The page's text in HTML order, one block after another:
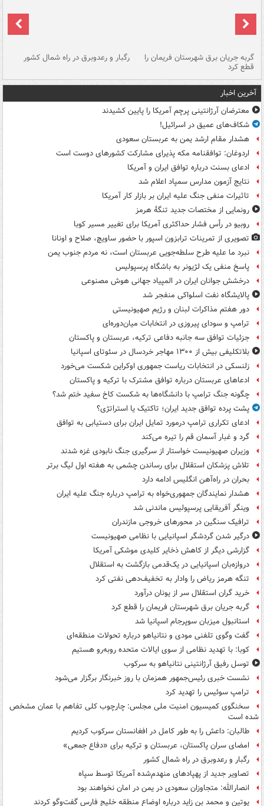
گربه جریان برق شهرستان فریمان را
قطع کرد
رگبار و رعدوبرق در راه شمال کشور
آخرین اخبار
معترضان آرژانتینی پرچم آمریکا را پایین کشیدند
شکاف‌های عمیق در اسرائیل!
هشدار مقام ارشد یمن به عربستان سعودی
اردوغان: توافقنامه مکه پذیرای مشارکت کشورهای دوست است
ادعای بسنت درباره توافق ایران و آمریکا
نتایج آزمون مدارس سمپاد اعلام شد
تاثیرات منفی جنگ علیه ایران بر بازار کار آمریکا
رونمایی از مختصات جدید تنگۀ هرمز
روبیو در رأس فشار حداکثری آمریکا برای تغییر مسیر کوبا
تصویری از تمرینات ترابزون اسپور با حضور ساویچ، صلاح و اونانا
نبرد ما علیه طرح سلطه‌جویی عربستان است، نه مردم جنوب یمن
پاسخ منفی یک لژیونر به باشگاه پرسپولیس
درخشش جوانان ایران در المپیاد جهانی هوش مصنوعی
پالایشگاه نفت اسلواکی منفجر شد
دور هفتم مذاکرات لبنان و رژیم صهیونیستی
ترامپ و سودای پیروزی در انتخابات میان‌دوره‌ای
جزئیات توافق سه جانبه دفاعی ترکیه، عربستان و پاکستان
بلاتکلیفی بیش از ۱۳۰۰ مهاجر خردسال در سئوتای اسپانیا
زلنسکی در انتخابات ریاست جمهوری اوکراین شکست می‌خورد
ادعاهای عربستان درباره توافق مشترک با ترکیه و پاکستان
چگونه جنگ ترامپ با دانشگاه‌ها به شکست کاخ سفید ختم شد؟
پشت پرده توافق جدید ایران؛ تاکتیک یا استراتژی؟
ادعای تکراری ترامپ درمورد تمایل ایران برای دستیابی به توافق
گرد و غبار آسمان قم را تیره می‌کند
وزیران صهیونیست خواستار از سرگیری جنگ نابودی غزه شدند
تلاش پزشکان استقلال برای رساندن چشمی به هفته اول لیگ برتر
بحران در راه‌آهن انگلیس ادامه دارد
هشدار نمایندگان جمهوری‌خواه به ترامپ درباره جنگ علیه ایران
وینگر آفریقایی پرسپولیس ماندنی شد
ترافیک سنگین در محورهای خروجی مازندران
درگیر شدن گردشگر اسپانیایی با نظامی صهیونیست
گزارشی دیگر از کاهش ذخایر کلیدی موشکی آمریکا
دروازه‌بان اسپانیایی در یک‌قدمی بازگشت به استقلال
تنگه هرمز ریاض را وادار به تخفیف‌دهی نفتی کرد
خرید گران استقلال سر از یونان درآورد
گربه جریان برق شهرستان فریمان را قطع کرد
استانبول میزبان سوپرجام اسپانیا شد
گفت وگوی تلفنی مودی و نتانیاهو درباره تحولات منطقه‌ای
کوبا: با تهدید نظامی از سوی ایالات متحده روبه‌رو هستیم
توسل رفیق آرژانتینی نتانیاهو به سرکوب
نشست خبری رئیس‌جمهور همزمان با روز خبرنگار برگزار می‌شود
ترامپ سوئیس را تهدید کرد
سخنگوی کمیسیون امنیت ملی مجلس: چارچوب کلی تفاهم با عمان مشخص
شده است
طالبان: داعش را به طور کامل در افغانستان سرکوب کردیم
امضای سران پاکستان، عربستان و ترکیه برای «دفاع جمعی»
رگبار و رعدوبرق در راه شمال کشور
تصاویر جدید از پهپادهای منهدم‌شده آمریکا توسط سپاه
انصارالله: متجاوزان سعودی در یمن در امان نخواهند بود
پوتین و محمد بن زاید درباره اوضاع منطقه خلیج فارس گفت‌وگو کردند